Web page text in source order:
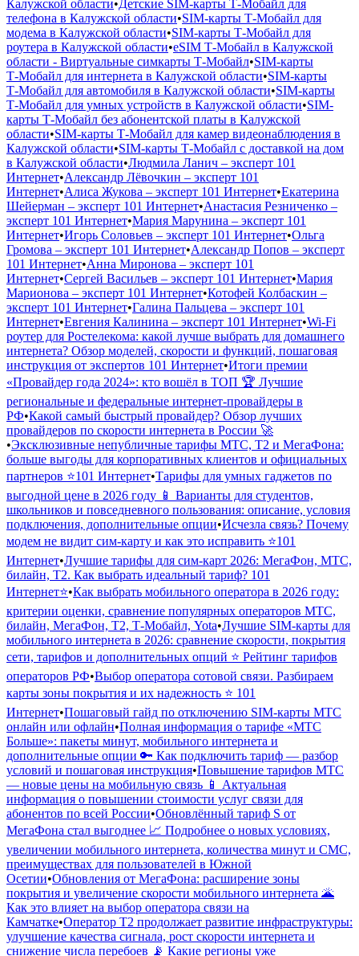
Калужской области•Детские SIM-карты Т‑Мобайл для
телефона в Калужской области•SIM-карты Т‑Мобайл для
модема в Калужской области•SIM-карты Т‑Мобайл для
роутера в Калужской области•eSIM Т‑Мобайл в Калужской
области - Виртуальные симкарты Т‑Мобайл•SIM-карты
Т‑Мобайл для интернета в Калужской области•SIM-карты
Т‑Мобайл для автомобиля в Калужской области•SIM-карты
Т‑Мобайл для умных устройств в Калужской области•SIM-
карты Т‑Мобайл без абонентской платы в Калужской
области•SIM-карты Т‑Мобайл для камер видеонаблюдения в
Калужской области•SIM-карты Т‑Мобайл с доставкой на дом
в Калужской области•Людмила Ланич – эксперт 101
Интернет•Александр Лёвочкин – эксперт 101
Интернет•Алиса Жукова – эксперт 101 Интернет•Екатерина
Шейерман – эксперт 101 Интернет•Анастасия Резниченко –
эксперт 101 Интернет•Мария Марунина – эксперт 101
Интернет•Игорь Соловьев – эксперт 101 Интернет•Ольга
Громова – эксперт 101 Интернет•Александр Попов – эксперт
101 Интернет•Анна Миронова – эксперт 101
Интернет•Сергей Васильев – эксперт 101 Интернет•Мария
Марионова – эксперт 101 Интернет•Котофей Колбаскин –
эксперт 101 Интернет•Галина Пальцева – эксперт 101
Интернет•Евгения Калинина – эксперт 101 Интернет•Wi-Fi
роутер для Ростелекома: какой лучше выбрать для домашнего
интернета? Обзор моделей, скорости и функций, пошаговая
инструкция от экспертов 101 Интернет•Итоги премии
«Провайдер года 2024»: кто вошёл в ТОП 🏆 Лучшие
региональные и федеральные интернет-провайдеры в
РФ•Какой самый быстрый провайдер? Обзор лучших
провайдеров по скорости интернета в России 🚀
•Эксклюзивные непубличные тарифы МТС, Т2 и МегаФона:
больше выгоды для корпоративных клиентов и официальных
партнеров ⭐️101 Интернет•Тарифы для умных гаджетов по
выгодной цене в 2026 году 📱 Варианты для студентов,
школьников и повседневного пользования: описание, условия
подключения, дополнительные опции•Исчезла связь? Почему
модем не видит сим-карту и как это исправить ⭐️101
Интернет•Лучшие тарифы для сим-карт 2026: МегаФон, МТС,
билайн, Т2. Как выбрать идеальный тариф? 101
Интернет⭐️•Как выбрать мобильного оператора в 2026 году:
критерии оценки, сравнение популярных операторов МТС,
билайн, МегаФон, Т2, Т-Мобайл, Yota•Лучшие SIM-карты для
мобильного интернета в 2026: сравнение скорости, покрытия
сети, тарифов и дополнительных опций ⭐️ Рейтинг тарифов
операторов РФ•Выбор оператора сотовой связи. Разбираем
карты зоны покрытия и их надежность ⭐️ 101
Интернет•Пошаговый гайд по отключению SIM-карты МТС
онлайн или офлайн•Полная информация о тарифе «МТС
Больше»: пакеты минут, мобильного интернета и
дополнительные опции 🔑 Как подключить тариф — разбор
условий и пошаговая инструкция•Повышение тарифов МТС
— новые цены на мобильную связь 📱 Актуальная
информация о повышении стоимости услуг связи для
абонентов по всей России•Обновлённый тариф S от
МегаФона стал выгоднее 📈 Подробнее о новых условиях,
увеличении мобильного интернета, количества минут и СМС,
преимуществах для пользователей в Южной
Осетии•Обновления от МегаФона: расширение зоны
покрытия и увеличение скорости мобильного интернета 🌋
Как это влияет на выбор оператора связи на
Камчатке•Оператор Т2 продолжает развитие инфраструктуры:
улучшение качества сигнала, рост скорости интернета и
снижение числа перебоев 📡 Какие регионы уже